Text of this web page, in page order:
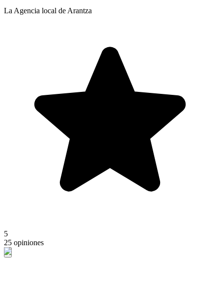
La Agencia local de Arantza
5
25 opiniones